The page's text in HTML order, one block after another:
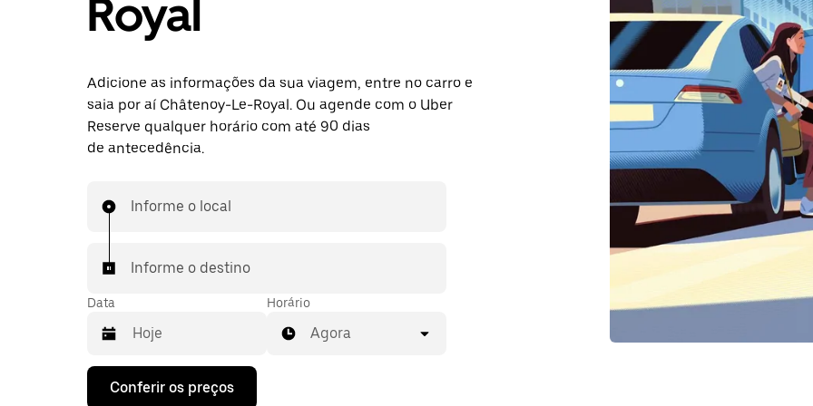
Royal
Adicione as informações da sua viagem, entre no carro e
saia por aí Châtenoy-Le-Royal. Ou agende com o Uber
Reserve qualquer horário com até 90 dias
de antecedência.
Informe o local
Informe o destino
Data
Pressione
Horário
Agora
Conferir os preços